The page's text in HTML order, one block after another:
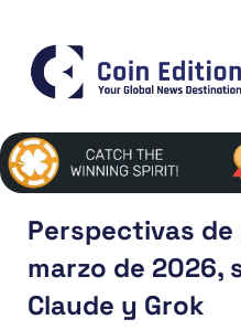
Perspectivas de
marzo de 2026,
Claude y Grok